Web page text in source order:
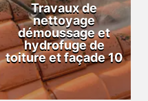
Travaux de
nettoyage
démoussage et
hydrofuge de
toiture et façade 10